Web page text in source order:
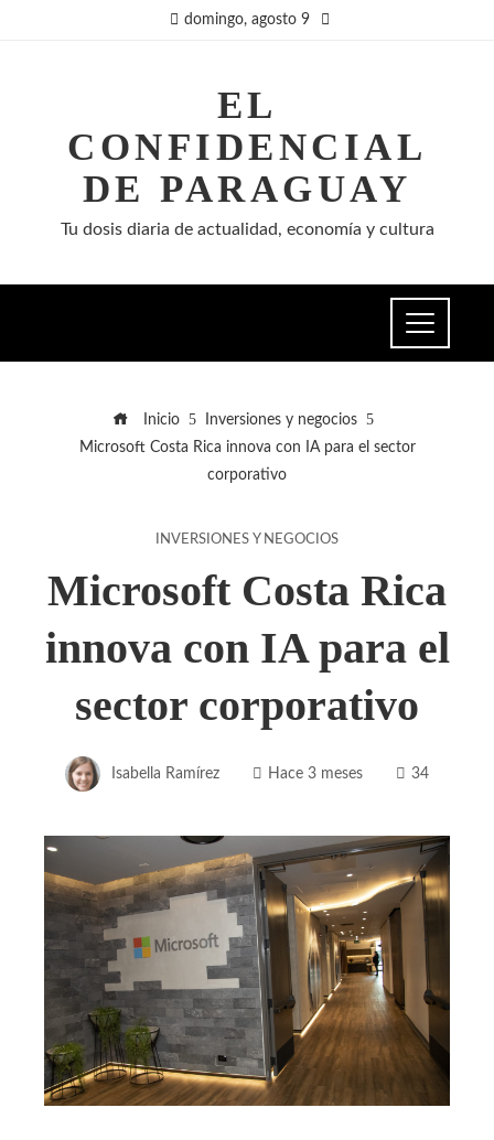
domingo, agosto 9
EL
CONFIDENCIAL
DE PARAGUAY
Tu dosis diaria de actualidad, economía y cultura
Inicio
Inversiones y negocios
Microsoft Costa Rica innova con IA para el sector
corporativo
INVERSIONES Y NEGOCIOS
Microsoft Costa Rica
innova con IA para el
sector corporativo
Isabella Ramírez Hace 3 meses 34